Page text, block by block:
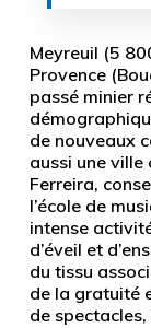
Meyreuil (5
Provence
passé minier
de nouveaux
aussi une
Ferreira,
l’école de
intense
d’éveil et
du tissu
de la gratuité
de